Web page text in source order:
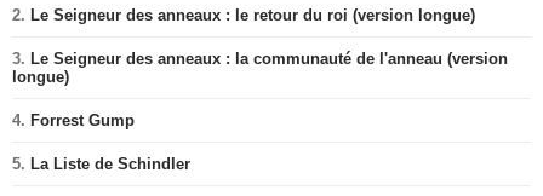
2. Le Seigneur des anneaux : le retour du roi (version longue)
3. Le Seigneur des anneaux : la communauté de l'anneau (version
longue)
4. Forrest Gump
5. La Liste de Schindler